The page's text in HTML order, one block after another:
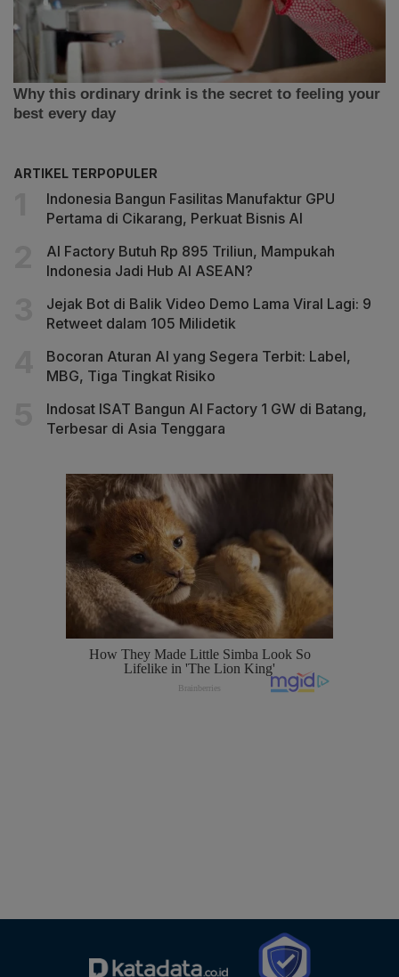
ARTIKEL TERPOPULER
Indonesia Bangun Fasilitas Manufaktur GPU
Pertama di Cikarang, Perkuat Bisnis AI
AI Factory Butuh Rp 895 Triliun, Mampukah
Indonesia Jadi Hub AI ASEAN?
Jejak Bot di Balik Video Demo Lama Viral Lagi: 9
Retweet dalam 105 Milidetik
Bocoran Aturan AI yang Segera Terbit: Label,
MBG, Tiga Tingkat Risiko
Indosat ISAT Bangun AI Factory 1 GW di Batang,
Terbesar di Asia Tenggara